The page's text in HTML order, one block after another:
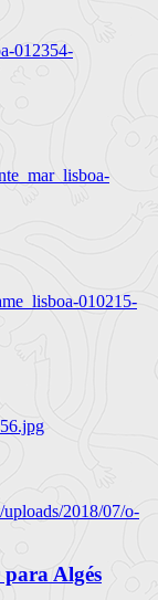
012354-
010215-
2018/07/o-
Algés